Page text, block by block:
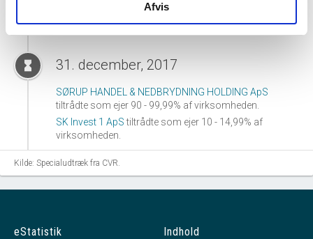
Afvis
tiltrådte som revisor for virksomheden.
hourglass_full 31. december, 2017
SØRUP HANDEL & NEDBRYDNING HOLDING ApS
tiltrådte som ejer 90 - 99,99% af virksomheden.
SK Invest 1 ApStiltrådte som ejer 10 - 14,99% af
virksomheden.
hourglass_full 06. juni, 2017
tiltrådte som revisor for virksomheden.
Kilde: Specialudtræk fra CVR.
eStatistik Indhold